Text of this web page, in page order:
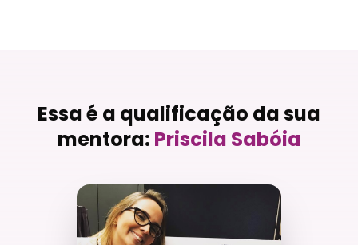
Essa é a qualificação da sua
mentora: Priscila Sabóia